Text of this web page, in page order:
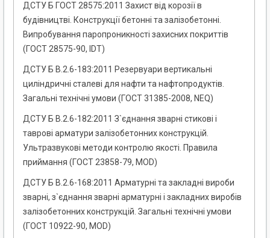
ДСТУ Б ГОСТ 28575:2011 Захист від корозії в
будівництві. Конструкції бетонні та залізобетонні.
Випробування паропроникності захисних покриттів
(ГОСТ 28575-90, IDT)
ДСТУ Б В.2.6-183:2011 Резервуари вертикальні
циліндричні сталеві для нафти та нафтопродуктів.
Загальні технічні умови (ГОСТ 31385-2008, NEQ)
ДСТУ Б В.2.6-182:2011 З`єднання зварні стикові і
таврові арматури залізобетонних конструкцій.
Ультразвукові методи контролю якості. Правила
приймання (ГОСТ 23858-79, MOD)
ДСТУ Б В.2.6-168:2011 Арматурні та закладні вироби
зварні, з`єднання зварні арматурні і закладних виробів
залізобетонних конструкцій. Загальні технічні умови
(ГОСТ 10922-90, MOD)